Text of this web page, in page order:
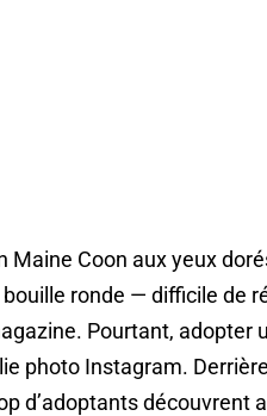
Maine Coon aux yeux
bouille ronde — difficile de
Pourtant, adopter
photo Instagram.
d’adoptants découvrent